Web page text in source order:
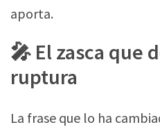
aporta.
🎤 El zasca que
ruptura
La frase que lo ha